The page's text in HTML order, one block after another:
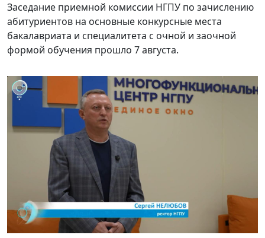
Заседание приемной комиссии НГПУ по зачислению
абитуриентов на основные конкурсные места
бакалавриата и специалитета с очной и заочной
формой обучения прошло 7 августа.